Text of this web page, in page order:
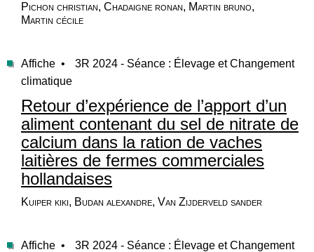
Pichon christian, Chadaigne ronan, Martin bruno,
Martin cécile
Affiche •
3R 2024 - Séance : Élevage et Changement
climatique
Retour d’expérience de l’apport d’un
aliment contenant du sel de nitrate de
calcium dans la ration de vaches
laitières de fermes commerciales
hollandaises
Kuiper kiki, Budan alexandre, Van Zijderveld sander
Affiche •
3R 2024 - Séance : Élevage et Changement